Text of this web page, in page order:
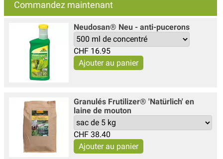
Commandez maintenant
Neudosan® Neu - anti-pucerons
CHF 16.95
Granulés Frutilizer® 'Natürlich' en
laine de mouton
CHF 38.40